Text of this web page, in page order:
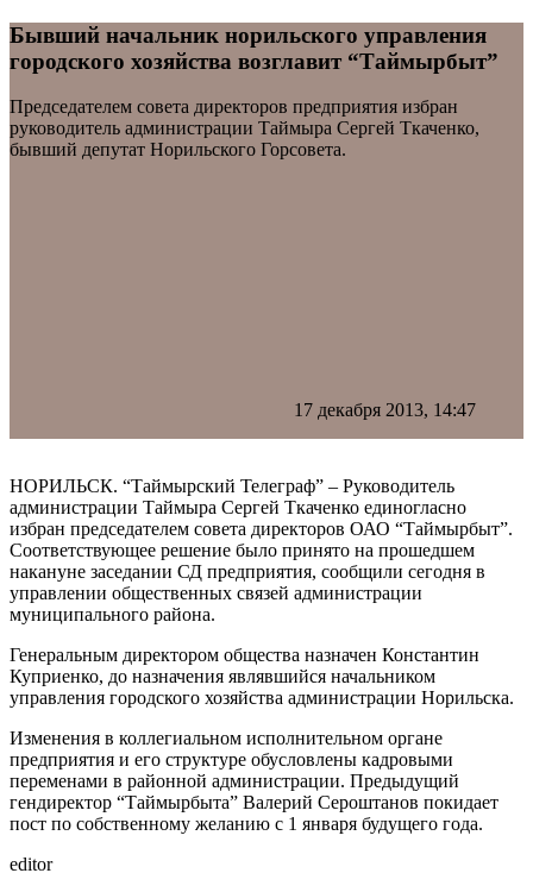
Бывший начальник норильского управления
городского хозяйства возглавит “Таймырбыт”
17 декабря 2013, 14:47
Председателем совета директоров предприятия избран
руководитель администрации Таймыра Сергей Ткаченко,
бывший депутат Норильского Горсовета.
НОРИЛЬСК. “Таймырский Телеграф” – Руководитель
администрации Таймыра Сергей Ткаченко единогласно
избран председателем совета директоров ОАО “Таймырбыт”.
Соответствующее решение было принято на прошедшем
накануне заседании СД предприятия, сообщили сегодня в
управлении общественных связей администрации
муниципального района.
Генеральным директором общества назначен Константин
Куприенко, до назначения являвшийся начальником
управления городского хозяйства администрации Норильска.
Изменения в коллегиальном исполнительном органе
предприятия и его структуре обусловлены кадровыми
переменами в районной администрации. Предыдущий
гендиректор “Таймырбыта” Валерий Сероштанов покидает
пост по собственному желанию с 1 января будущего года.
editor